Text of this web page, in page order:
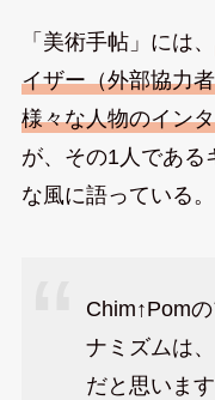
「美術手帖」には、
イザー（外部協力
様々な人物のイン
が、その1人である
な風に語っている。
Chim↑Pom
ナミズムは
だと思いま